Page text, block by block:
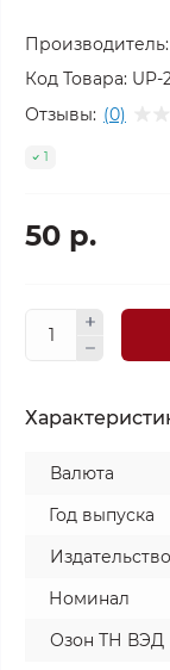
Производитель:
Код Товара: UP-
Отзывы: (0)
1
50 р.
Валюта
Год выпуска
Номинал
Озон ТН ВЭД